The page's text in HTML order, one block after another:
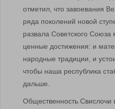
отметил, что завоевания
ряда поколений новой
развала Советского
ценные достижения: и
народные традиции, и
чтобы наша республика
дальше.
Общественность Свислочи